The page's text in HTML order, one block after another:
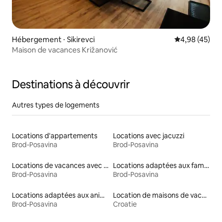
Hébergement ⋅ Sikirevci Évaluation
4,98 (45)
Maison de vacances Križanović
Destinations à découvrir
Autres types de logements
Locations d'appartements
Brod-Posavina
Locations avec jacuzzi
Brod-Posavina
Locations de vacances avec piscine
Brod-Posavina
Locations adaptées aux familles
Brod-Posavina
Locations adaptées aux animaux
Brod-Posavina
Location de maisons de vacances
Croatie